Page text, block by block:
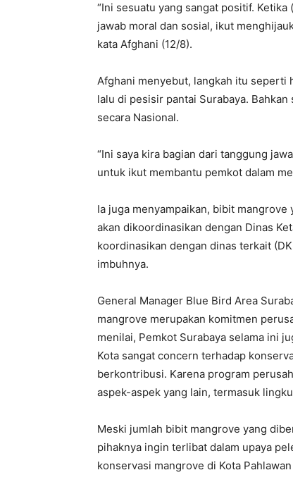
“Ini sesuatu yang sangat positif.
jawab moral dan sosial, ikut
kata Afghani (12/8).
Afghani menyebut, langkah itu seperti
lalu di pesisir pantai Surabaya.
secara Nasional.
“Ini saya kira bagian dari tanggung
untuk ikut membantu pemkot dalam
Ia juga menyampaikan, bibit
akan dikoordinasikan dengan Dinas
koordinasikan dengan dinas terkait
imbuhnya.
General Manager Blue Bird Area
mangrove merupakan komitmen
menilai, Pemkot Surabaya selama ini
Kota sangat concern terhadap
berkontribusi. Karena program
aspek-aspek yang lain, termasuk
Meski jumlah bibit mangrove yang
pihaknya ingin terlibat dalam upaya
konservasi mangrove di Kota